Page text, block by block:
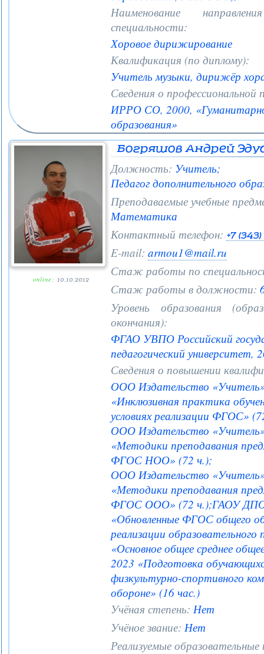
Наименование
специальности:
Хоровое дирижирование
Квалификация (по диплому):
Учитель музыки, дирижёр
Сведения о профессиональной
ИРРО СО, 2000,
образования»
online: 10.10.2012
Богряшов Андрей
Должность: Учитель;
Педагог дополнительного
Преподаваемые учебные
Математика
Контактный телефон: +7
E-mail: armou1@mail.ru
Стаж работы по
Стаж работы в должности:
Уровень образования
окончания):
ФГАО УВПО Российский
педагогический университет,
Сведения о повышении
ООО Издательство
«Инклюзивная практика
условиях реализации ФГОС»
ООО Издательство
«Методики преподавания
ФГОС НОО» (72 ч.);
ООО Издательство
«Методики преподавания
ФГОС ООО» (72 ч.);ГАОУ
«Обновленные ФГОС общего
реализации
«Основное общее среднее
2023 «Подготовка
физкультурно-спортивного
обороне» (16 час.)
Учёная степень: Нет
Учёное звание: Нет
Реализуемые